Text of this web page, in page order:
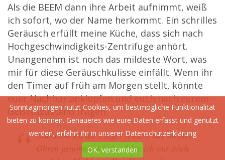
Als die BEEM dann ihre Arbeit aufnimmt, weiß
ich sofort, wo der Name herkommt. Ein schrilles
Geräusch erfüllt meine Küche, dass sich nach
Hochgeschwindigkeits-Zentrifuge anhört.
Unangenehm ist noch das mildeste Wort, was
mir für diese Geräuschkulisse einfällt. Wenn ihr
den Timer auf früh am Morgen stellt, könnte
euer Nachbar anklopfen und euch nach eurem
Geisteszustand fragen.
Nachdem ich die Finger wieder aus meinen
Ohren genommen habe, höre ich nur noch
Sonntagmorgen nutzt Cookies, um bestmögliche Funktionalität
bieten zu können. Genaueres wie eure Daten erfasst und genutzt
werden, erfahrt ihr in unserer Datenschutzerklärung
OK, verstanden